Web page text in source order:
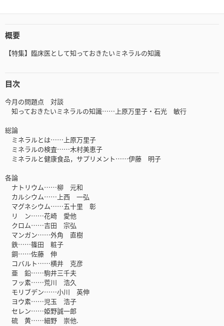
概要
【特集】臨床医として知っておきたいミネラルの知識
目次
今月の問題点 対談
知っておきたいミネラルの知識……上原万里子・石光 敏行
総論
ミネラルとは……上原万里子
ミネラルの検査……木村美恵子
ミネラルと健康食品，サプリメント……伊藤 明子
各論
ナトリウム……柳 元和
カルシウム……上西 一弘
マグネシウム……五十里 彰
リ ン……花崎 愛他
クロム……吉田 宗弘
マンガン……外角 直樹
鉄……篠田 粧子
銅……佐藤 伸
コバルト……横井 克彦
亜 鉛……駒井三千夫
フッ素……荒川 浩久
モリブデン……小川 英伸
ヨウ素……児玉 浩子
セレン……姫野誠一郎
硫 黄……細野 崇他.